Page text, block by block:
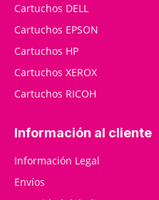
Cartuchos DELL
Cartuchos EPSON
Cartuchos HP
Cartuchos XEROX
Cartuchos RICOH
Información al cliente
Información Legal
Envíos